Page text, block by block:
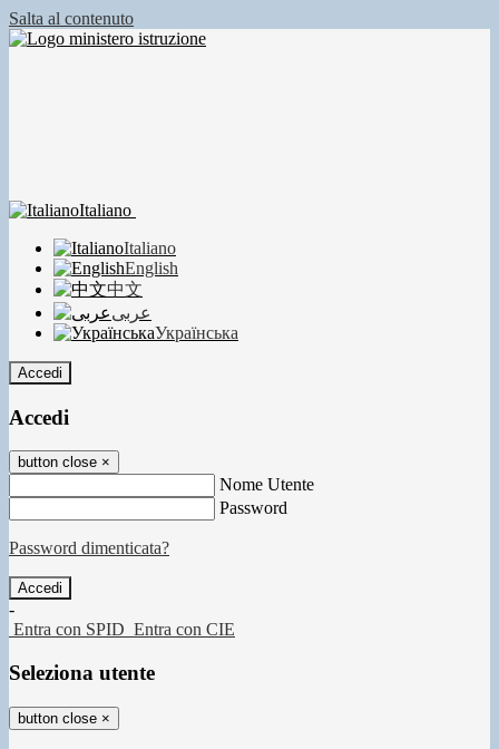
Salta al contenuto
Italiano
Italiano
English
中文
عربى
Українська
Accedi
Accedi
button close ×
Nome Utente
Password
Password dimenticata?
-
Entra con SPID Entra con CIE
Seleziona utente
button close ×